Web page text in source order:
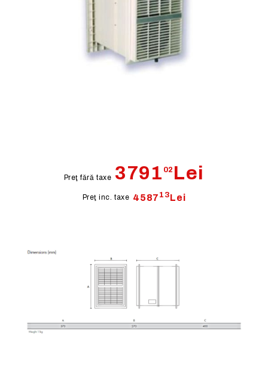
Preţ fără taxe 3791 02 Lei
Preţ inc. taxe 4587 13Lei
300m3/h
220/240
Credit Calculator
Credit calculator